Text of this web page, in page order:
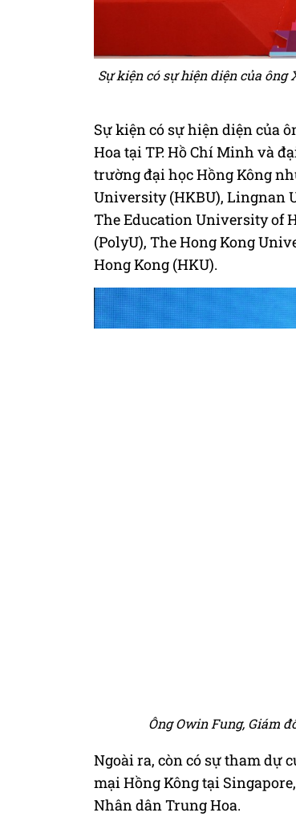
Sự kiện có sự hiện diện của ông
Sự kiện có sự hiện diện của
Hoa tại TP. Hồ Chí Minh và
trường đại học Hồng Kông
University (HKBU), Lingnan
The Education University of
(PolyU), The Hong Kong
Hong Kong (HKU).
Ông Owin Fung, Giám
Ngoài ra, còn có sự tham dự
mại Hồng Kông tại
Nhân dân Trung Hoa.